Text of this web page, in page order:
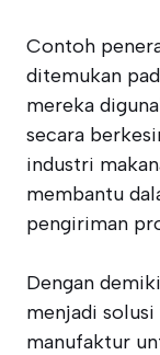
Contoh
ditemukan
mereka
secara
industri
membantu
pengiriman
Dengan
menjadi
manufaktur